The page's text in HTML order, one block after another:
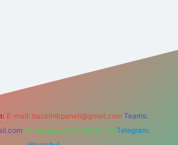
E-mail: backlinkpaneli@gmail.com Teams:
Whatsapp: 0262 606 0 726 Telegram: